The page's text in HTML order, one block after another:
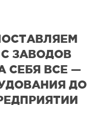
ЗАВОДОВ
СЕБЯ ВСЕ —
ДО